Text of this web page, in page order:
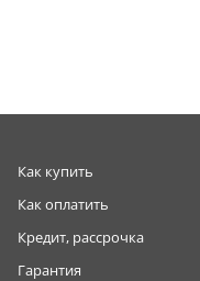
Как купить
Как оплатить
Кредит, рассрочка
Гарантия